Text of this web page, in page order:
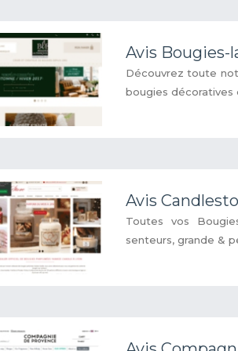
Avis Bougies-
Découvrez toute
bougies décoratives
Avis
Toutes vos
senteurs, grande &